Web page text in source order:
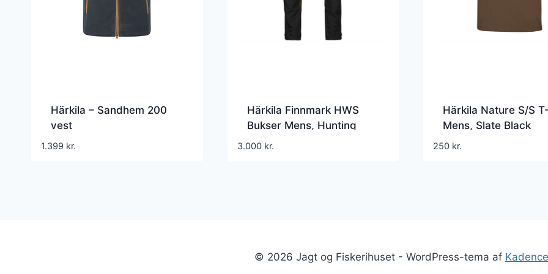
Härkila – Sandhem 200
vest
1.399 kr.
Härkila Finnmark HWS
Bukser Mens, Hunting
Green
3.000 kr.
Härkila Nature S/S
Mens, Slate Black
250 kr.
© 2026 Jagt og Fiskerihuset - WordPress-tema af